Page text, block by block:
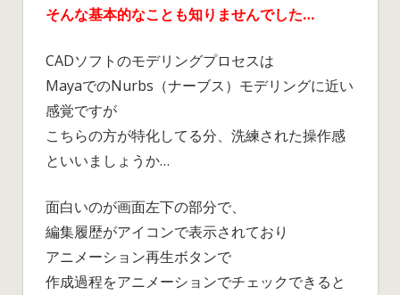
そんな基本的なことも知りませんでした…
CADソフトのモデリングプロセスは
MayaでのNurbs（ナーブス）モデリングに近い
感覚ですが
こちらの方が特化してる分、洗練された操作感
といいましょうか…
面白いのが画面左下の部分で、
編集履歴がアイコンで表示されており
アニメーション再生ボタンで
作成過程をアニメーションでチェックできると